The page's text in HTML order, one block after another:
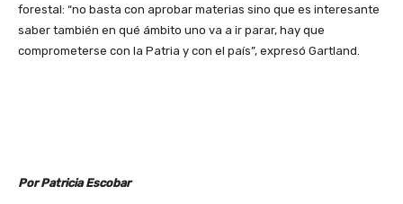
forestal: “no basta con aprobar materias sino que es interesante
saber también en qué ámbito uno va a ir parar, hay que
comprometerse con la Patria y con el país”, expresó Gartland.
Por Patricia Escobar